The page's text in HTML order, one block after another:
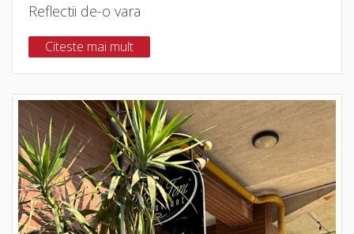
Reflectii de-o vara
Citeste mai mult